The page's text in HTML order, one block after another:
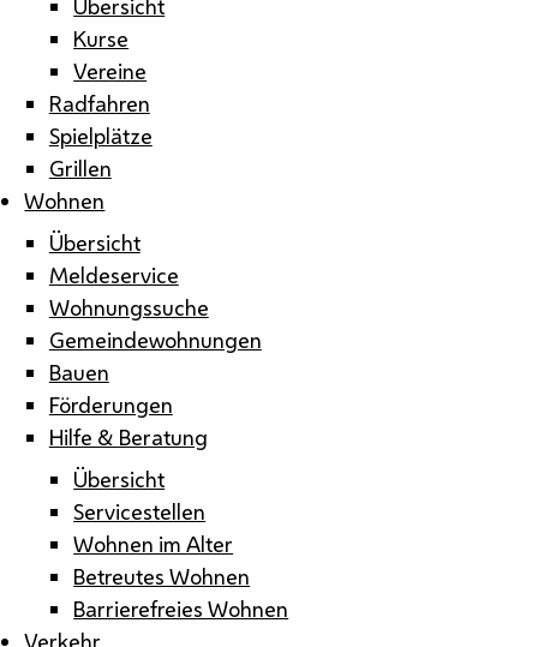
Kurse
Vereine
Radfahren
Spielplätze
Grillen
Wohnen
Übersicht
Meldeservice
Wohnungssuche
Gemeindewohnungen
Bauen
Förderungen
Hilfe & Beratung
Übersicht
Servicestellen
Wohnen im Alter
Betreutes Wohnen
Barrierefreies Wohnen
Verkehr